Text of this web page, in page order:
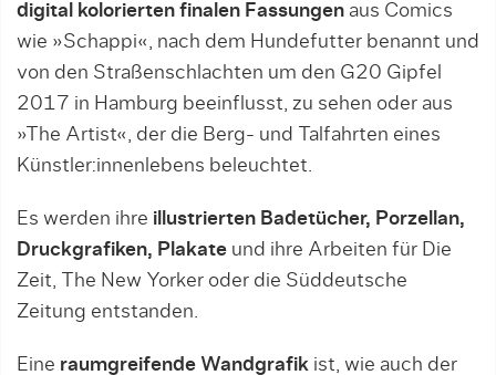
digital kolorierten finalen Fassungen aus Comics
wie »Schappi«, nach dem Hundefutter benannt und
von den Straßenschlachten um den G20 Gipfel
2017 in Hamburg beeinflusst, zu sehen oder aus
»The Artist«, der die Berg- und Talfahrten eines
Künstler:innenlebens beleuchtet.
Es werden ihre illustrierten Badetücher, Porzellan,
Druckgrafiken, Plakate und ihre Arbeiten für Die
Zeit, The New Yorker oder die Süddeutsche
Zeitung entstanden.
Eine raumgreifende Wandgrafik ist, wie auch der